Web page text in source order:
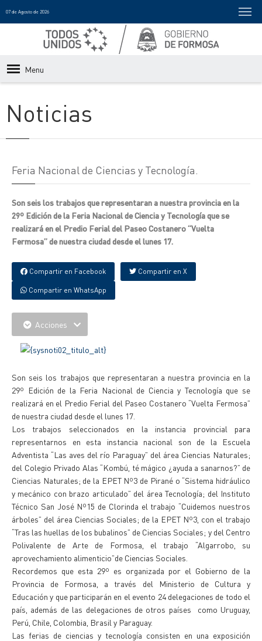
07 de Agosto de 2026
Menu
Noticias
Feria Nacional de Ciencias y Tecnología.
Son seis los trabajos que representaran a nuestra provincia en la
29º Edición de la Feria Nacional de Ciencia y Tecnología que se
realizará en el Predio Ferial del Paseo Costanero “Vuelta
Fermosa” de nuestra ciudad desde el lunes 17.
Compartir en Facebook Compartir en X
Compartir en WhatsApp
Acciones
Son seis los trabajos que representaran a nuestra provincia en la
29º Edición de la Feria Nacional de Ciencia y Tecnología que se
realizará en el Predio Ferial del Paseo Costanero “Vuelta Fermosa”
de nuestra ciudad desde el lunes 17.
Los trabajos seleccionados en la instancia provincial para
representarnos en esta instancia nacional son de la Escuela
Adventista “Las aves del río Paraguay” del área Ciencias Naturales;
del Colegio Privado Alas “Kombú, té mágico ¿ayuda a sanarnos?” de
Ciencias Naturales; de la EPET Nº3 de Pirané o “Sistema hidráulico
y mecánico con brazo articulado” del área Tecnología; del Instituto
Técnico San José Nº15 de Clorinda el trabajo “Cuidemos nuestros
árboles” del área Ciencias Sociales; de la EPET Nº3, con el trabajo
“Tras las huellas de los bubalinos” de Ciencias Sociales; y del Centro
Polivalente de Arte de Formosa, el trabajo “Algarrobo, su
aprovechamiento alimenticio”de Ciencias Sociales.
Recordemos que esta 29º es organizada por el Gobierno de la
Provincia de Formosa, a través del Ministerio de Cultura y
Educación y que participarán en el evento 24 delegaciones de todo el
país, además de las delegaciones de otros países como Uruguay,
Perú, Chile, Colombia, Brasil y Paraguay.
Las ferias de ciencias y tecnología consisten en una exposición